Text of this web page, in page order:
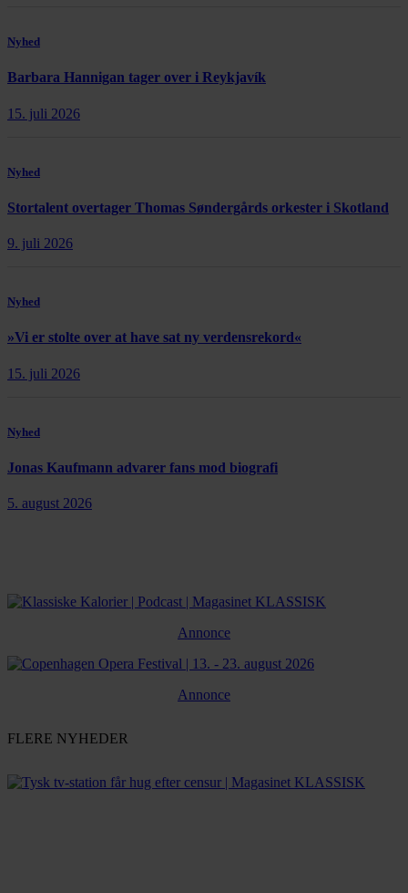
Nyhed
Barbara Hannigan tager over i Reykjavík
15. juli 2026
Nyhed
Stortalent overtager Thomas Søndergårds orkester i Skotland
9. juli 2026
Nyhed
»Vi er stolte over at have sat ny verdensrekord«
15. juli 2026
Nyhed
Jonas Kaufmann advarer fans mod biografi
5. august 2026
Annonce
Annonce
FLERE NYHEDER